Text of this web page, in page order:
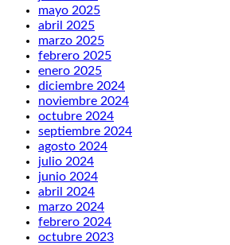
mayo 2025
abril 2025
marzo 2025
febrero 2025
enero 2025
diciembre 2024
noviembre 2024
octubre 2024
septiembre 2024
agosto 2024
julio 2024
junio 2024
abril 2024
marzo 2024
febrero 2024
octubre 2023